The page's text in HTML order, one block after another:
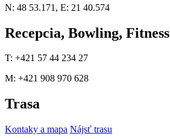
N: 48 53.171, E: 21 40.574
Recepcia, Bowling, Fitness
T: +421 57 44 234 27
M: +421 908 970 628
Trasa
Kontaky a mapa Nájsť trasu